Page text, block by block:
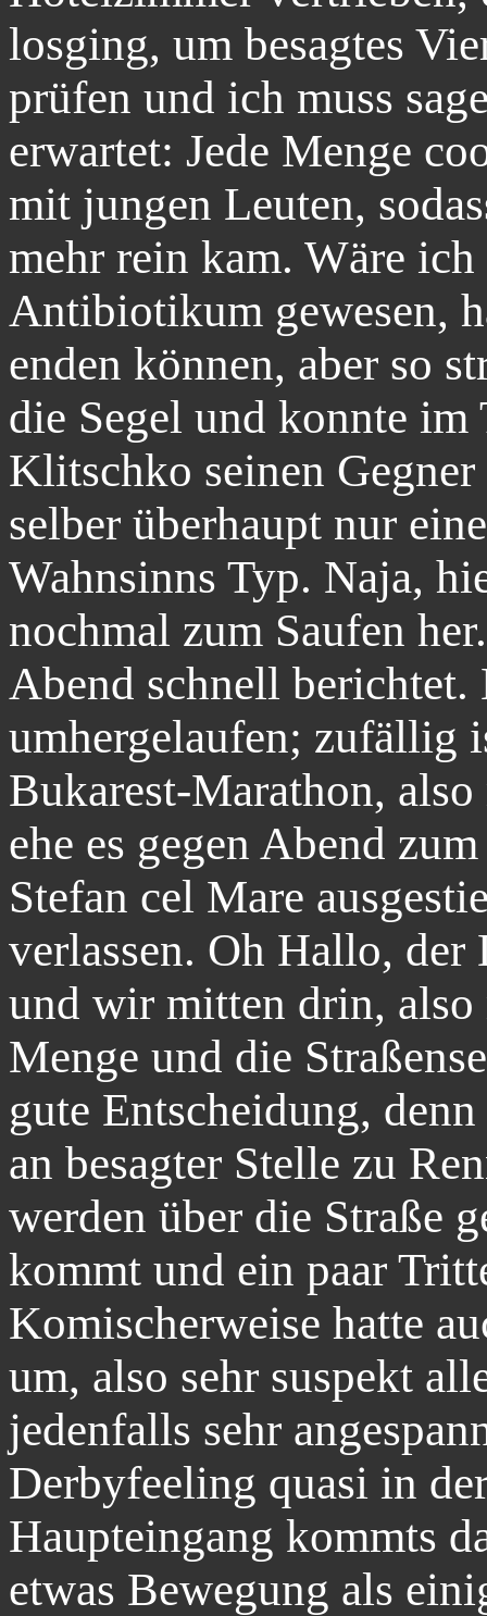
losging, um besagtes
prüfen und ich muss
erwartet: Jede Menge
mit jungen Leuten,
mehr rein kam. Wäre
Antibiotikum gewesen,
enden können, aber so
die Segel und konnte
Klitschko seinen
selber überhaupt nur
Wahnsinns Typ. Naja,
nochmal zum Saufen
Abend schnell berichtet.
umhergelaufen; zufällig
Bukarest-Marathon,
ehe es gegen Abend
Stefan cel Mare
verlassen. Oh Hallo, der
und wir mitten drin, also
Menge und die
gute Entscheidung,
an besagter Stelle zu
werden über die Straße
kommt und ein paar
Komischerweise hatte
um, also sehr suspekt
jedenfalls sehr
Derbyfeeling quasi in
Haupteingang kommts
etwas Bewegung als